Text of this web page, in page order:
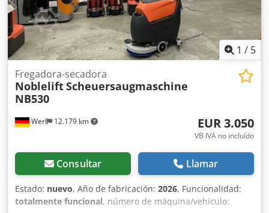
Incluido Interruptor de protección del motor: Incluido
Manómetro: Incluido Soplador trifásico de canal lateral:
Incluido Soporte para manguera y cable: Incluido Placa de
ciclón: Incluido Válvula de alivio de vacío: Incluido
1 / 5
Werl 12.179 km
Fregadora-secadora
NobleliftScheuersaugmaschine
NB530
EUR 3.050
VB IVA no incluído
Consultar Llamar
Estado: nuevo, Año de fabricación: 2026, Funcionalidad:
totalmente funcional, número de máquina/vehículo: